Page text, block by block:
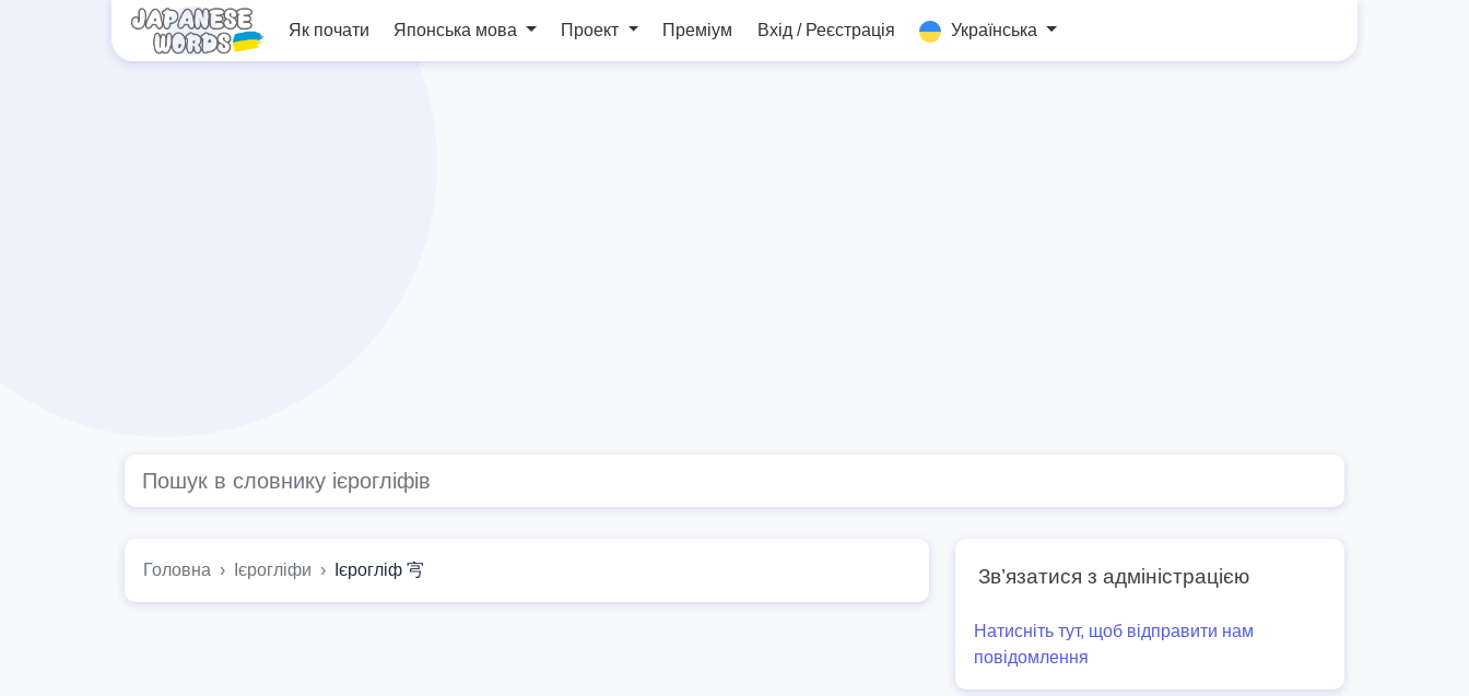
Як почати Японська мова Проект Преміум Вхід / Реєстрація Українська
Головна Ієрогліфи Ієрогліф 宆 Зв’язатися з адміністрацією
Натисніть тут, щоб відправити нам
повідомлення